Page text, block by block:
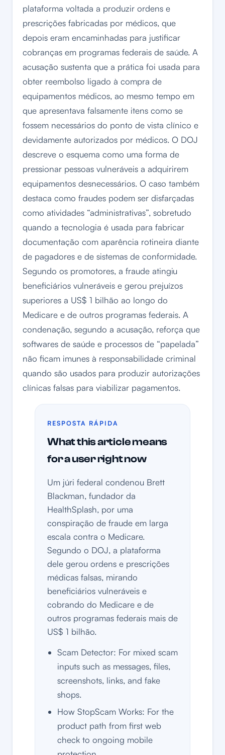
plataforma voltada a produzir ordens e
prescrições fabricadas por médicos, que
depois eram encaminhadas para justificar
cobranças em programas federais de saúde. A
acusação sustenta que a prática foi usada para
obter reembolso ligado à compra de
equipamentos médicos, ao mesmo tempo em
que apresentava falsamente itens como se
fossem necessários do ponto de vista clínico e
devidamente autorizados por médicos. O DOJ
descreve o esquema como uma forma de
pressionar pessoas vulneráveis a adquirirem
equipamentos desnecessários. O caso também
destaca como fraudes podem ser disfarçadas
como atividades “administrativas”, sobretudo
quando a tecnologia é usada para fabricar
documentação com aparência rotineira diante
de pagadores e de sistemas de conformidade.
Segundo os promotores, a fraude atingiu
beneficiários vulneráveis e gerou prejuízos
superiores a US$ 1 bilhão ao longo do
Medicare e de outros programas federais. A
condenação, segundo a acusação, reforça que
softwares de saúde e processos de “papelada”
não ficam imunes à responsabilidade criminal
quando são usados para produzir autorizações
clínicas falsas para viabilizar pagamentos.
RESPOSTA RÁPIDA
What this article means
for a user right now
Um júri federal condenou Brett
Blackman, fundador da
HealthSplash, por uma
conspiração de fraude em larga
escala contra o Medicare.
Segundo o DOJ, a plataforma
dele gerou ordens e prescrições
médicas falsas, mirando
beneficiários vulneráveis e
cobrando do Medicare e de
outros programas federais mais de
US$ 1 bilhão.
Scam Detector: For mixed scam
inputs such as messages, files,
screenshots, links, and fake
shops.
How StopScam Works: For the
product path from first web
check to ongoing mobile